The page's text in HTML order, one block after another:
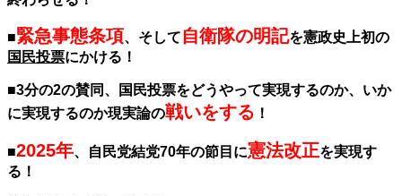
■緊急事態条項、そして自衛隊の明記を憲政史上初の
国民投票にかける！
■3分の2の賛同、国民投票をどうやって実現するのか、いか
に実現するのか現実論の戦いをする ！
■2025年、自民党結党70年の節目に憲法改正を実現す
る！